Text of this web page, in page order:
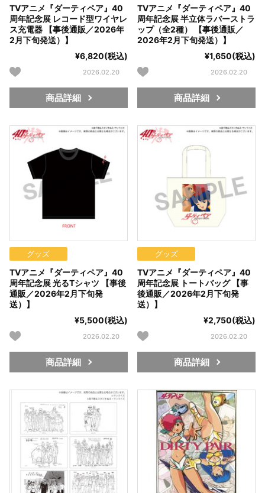
TVアニメ『ダーティペア』40
周年記念展 レコード型ワイヤレ
ス充電器 【事後通販／2026年
2月下旬発送）】
¥6,820(税込)
2026.02.20
商品詳細
TVアニメ『ダーティペア』40
周年記念展 半立体ラバーストラ
ップ（全2種） 【事後通販／
2026年2月下旬発送）】
¥1,650(税込)
2026.02.20
商品詳細
グッズ
TVアニメ『ダーティペア』40
周年記念展 光るTシャツ 【事後
通販／2026年2月下旬発
送）】
¥5,500(税込)
2026.02.20
商品詳細
グッズ
TVアニメ『ダーティペア』40
周年記念展 トートバッグ 【事
後通販／2026年2月下旬発
送）】
¥2,750(税込)
2026.02.20
商品詳細